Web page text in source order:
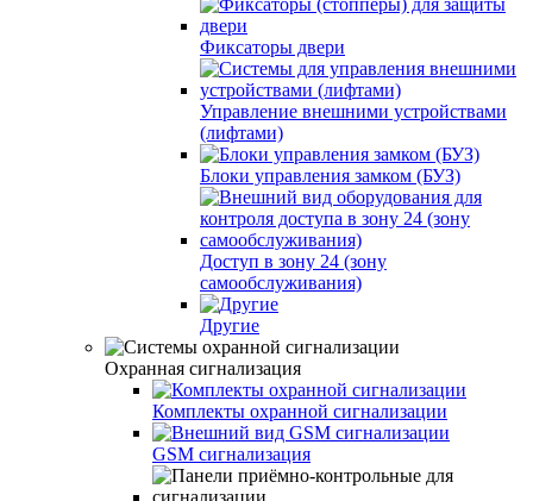
Фиксаторы двери
Управление внешними устройствами
(лифтами)
Блоки управления замком (БУЗ)
Доступ в зону 24 (зону
самообслуживания)
Другие
Охранная сигнализация
Комплекты охранной сигнализации
GSM сигнализация